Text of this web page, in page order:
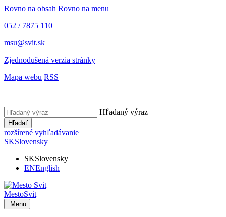
Rovno na obsah Rovno na menu
052 / 7875 110
msu@svit.sk
Zjednodušená verzia stránky
Mapa webu RSS
Hľadaný výraz
Hľadať
rozšírené vyhľadávanie
SKSlovensky
SKSlovensky
ENEnglish
MestoSvit
Menu